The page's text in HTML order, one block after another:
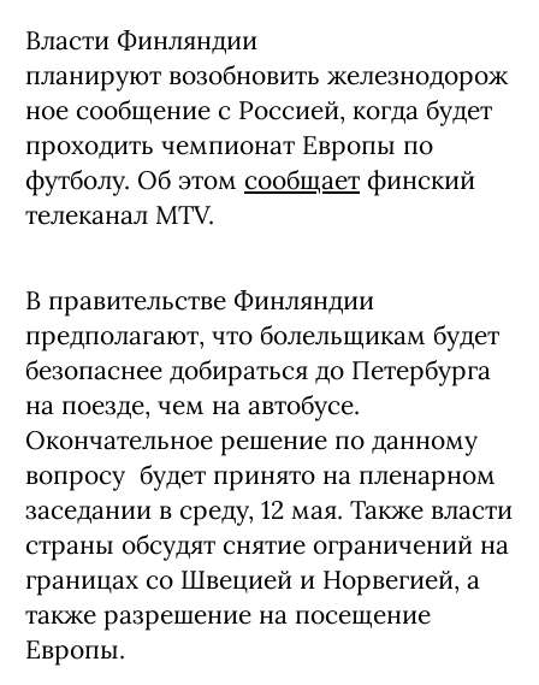
Власти Финляндии
планируют возобновить железнодорож
ное сообщение с Россией, когда будет
проходить чемпионат Европы по
футболу. Об этом сообщает финский
телеканал MTV.
В правительстве Финляндии
предполагают, что болельщикам будет
безопаснее добираться до Петербурга
на поезде, чем на автобусе.
Окончательное решение по данному
вопросу будет принято на пленарном
заседании в среду, 12 мая. Также власти
страны обсудят снятие ограничений на
границах со Швецией и Норвегией, а
также разрешение на посещение
Европы.